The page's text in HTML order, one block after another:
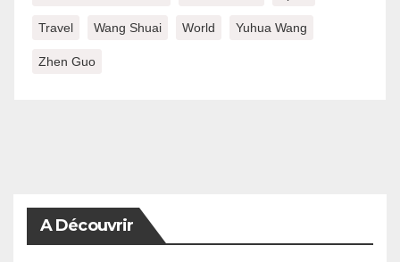
Travel Wang Shuai World Yuhua Wang
Zhen Guo
A Découvrir